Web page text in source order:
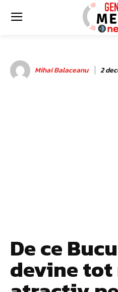
Mihai Balaceanu 2
De ce
devine tot